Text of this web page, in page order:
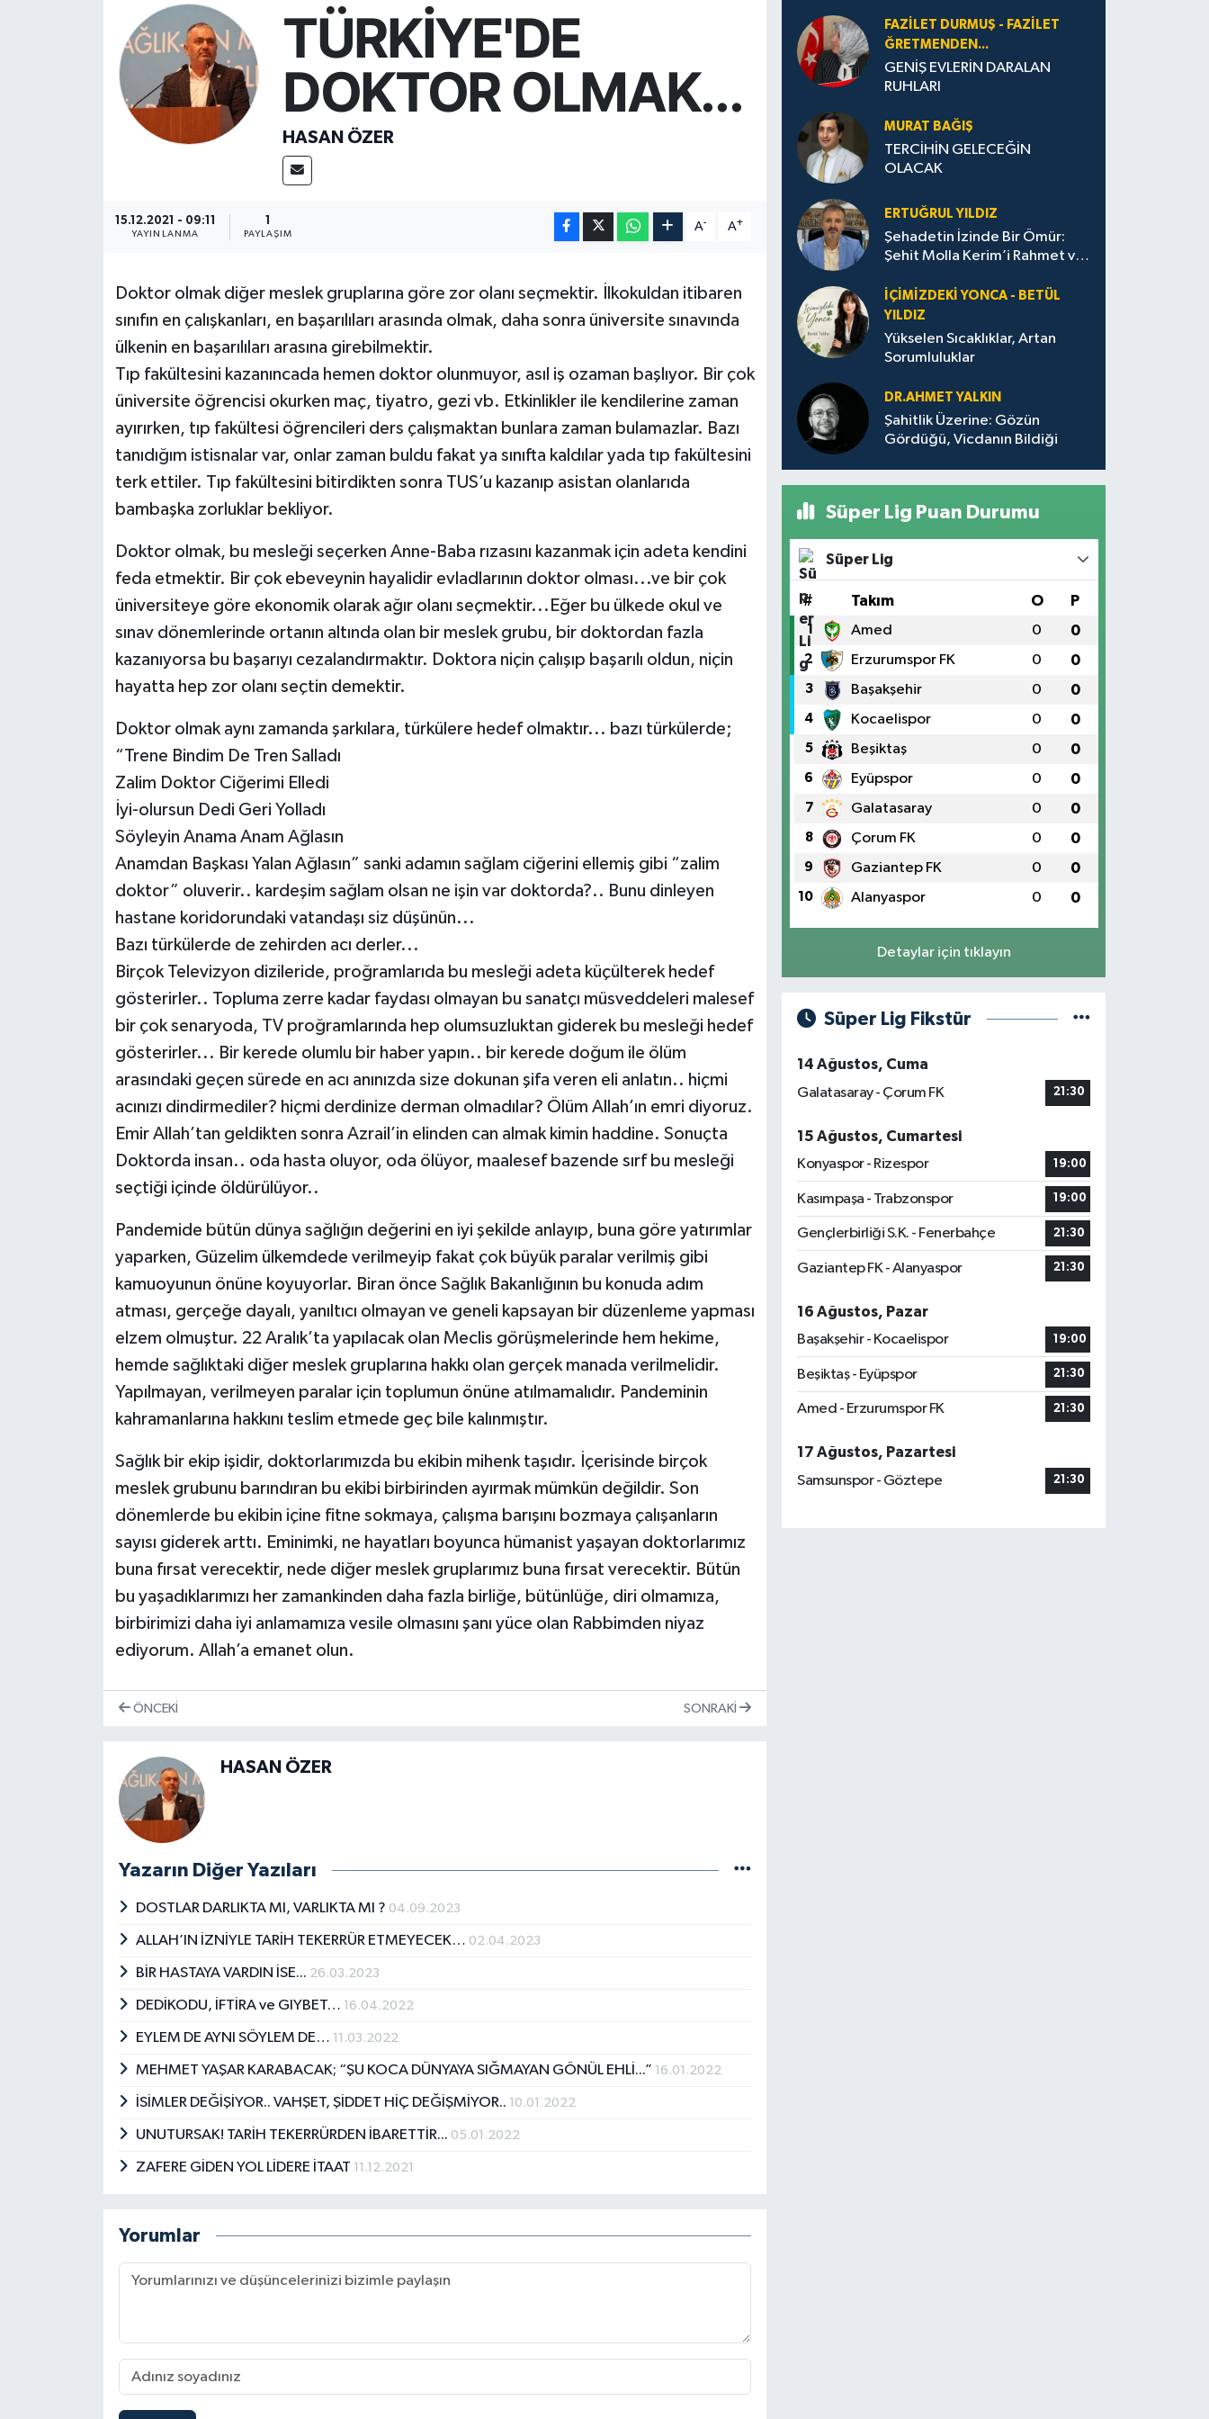
TÜRKİYE'DE
DOKTOR OLMAK...
HASAN ÖZER
15.12.2021 - 09:11
YAYINLANMA
1
PAYLAŞIM
A- A+
Doktor olmak diğer meslek gruplarına göre zor olanı seçmektir. İlkokuldan itibaren
sınıfın en çalışkanları, en başarılıları arasında olmak, daha sonra üniversite sınavında
ülkenin en başarılıları arasına girebilmektir.
Tıp fakültesini kazanıncada hemen doktor olunmuyor, asıl iş ozaman başlıyor. Bir çok
üniversite öğrencisi okurken maç, tiyatro, gezi vb. Etkinlikler ile kendilerine zaman
ayırırken, tıp fakültesi öğrencileri ders çalışmaktan bunlara zaman bulamazlar. Bazı
tanıdığım istisnalar var, onlar zaman buldu fakat ya sınıfta kaldılar yada tıp fakültesini
terk ettiler. Tıp fakültesini bitirdikten sonra TUS’u kazanıp asistan olanlarıda
bambaşka zorluklar bekliyor.
Doktor olmak, bu mesleği seçerken Anne-Baba rızasını kazanmak için adeta kendini
feda etmektir. Bir çok ebeveynin hayalidir evladlarının doktor olması...ve bir çok
üniversiteye göre ekonomik olarak ağır olanı seçmektir...Eğer bu ülkede okul ve
sınav dönemlerinde ortanın altında olan bir meslek grubu, bir doktordan fazla
kazanıyorsa bu başarıyı cezalandırmaktır. Doktora niçin çalışıp başarılı oldun, niçin
hayatta hep zor olanı seçtin demektir.
Doktor olmak aynı zamanda şarkılara, türkülere hedef olmaktır... bazı türkülerde;
“Trene Bindim De Tren Salladı
Zalim Doktor Ciğerimi Elledi
İyi-olursun Dedi Geri Yolladı
Söyleyin Anama Anam Ağlasın
Anamdan Başkası Yalan Ağlasın” sanki adamın sağlam ciğerini ellemiş gibi “zalim
doktor” oluverir.. kardeşim sağlam olsan ne işin var doktorda?.. Bunu dinleyen
hastane koridorundaki vatandaşı siz düşünün...
Bazı türkülerde de zehirden acı derler...
Birçok Televizyon dizileride, proğramlarıda bu mesleği adeta küçülterek hedef
gösterirler.. Topluma zerre kadar faydası olmayan bu sanatçı müsveddeleri malesef
bir çok senaryoda, TV proğramlarında hep olumsuzluktan giderek bu mesleği hedef
gösterirler... Bir kerede olumlu bir haber yapın.. bir kerede doğum ile ölüm
arasındaki geçen sürede en acı anınızda size dokunan şifa veren eli anlatın.. hiçmi
acınızı dindirmediler? hiçmi derdinize derman olmadılar? Ölüm Allah’ın emri diyoruz.
Emir Allah’tan geldikten sonra Azrail’in elinden can almak kimin haddine. Sonuçta
Doktorda insan.. oda hasta oluyor, oda ölüyor, maalesef bazende sırf bu mesleği
seçtiği içinde öldürülüyor..
Pandemide bütün dünya sağlığın değerini en iyi şekilde anlayıp, buna göre yatırımlar
yaparken, Güzelim ülkemdede verilmeyip fakat çok büyük paralar verilmiş gibi
kamuoyunun önüne koyuyorlar. Biran önce Sağlık Bakanlığının bu konuda adım
atması, gerçeğe dayalı, yanıltıcı olmayan ve geneli kapsayan bir düzenleme yapması
elzem olmuştur. 22 Aralık’ta yapılacak olan Meclis görüşmelerinde hem hekime,
hemde sağlıktaki diğer meslek gruplarına hakkı olan gerçek manada verilmelidir.
Yapılmayan, verilmeyen paralar için toplumun önüne atılmamalıdır. Pandeminin
kahramanlarına hakkını teslim etmede geç bile kalınmıştır.
Sağlık bir ekip işidir, doktorlarımızda bu ekibin mihenk taşıdır. İçerisinde birçok
meslek grubunu barındıran bu ekibi birbirinden ayırmak mümkün değildir. Son
dönemlerde bu ekibin içine fitne sokmaya, çalışma barışını bozmaya çalışanların
sayısı giderek arttı. Eminimki, ne hayatları boyunca hümanist yaşayan doktorlarımız
buna fırsat verecektir, nede diğer meslek gruplarımız buna fırsat verecektir. Bütün
bu yaşadıklarımızı her zamankinden daha fazla birliğe, bütünlüğe, diri olmamıza,
birbirimizi daha iyi anlamamıza vesile olmasını şanı yüce olan Rabbimden niyaz
ediyorum. Allah’a emanet olun.
ÖNCEKI SONRAKI
HASAN ÖZER
Yazarın Diğer Yazıları
DOSTLAR DARLIKTA MI, VARLIKTA MI ? 04.09.2023
ALLAH’IN İZNİYLE TARİH TEKERRÜR ETMEYECEK… 02.04.2023
BİR HASTAYA VARDIN İSE... 26.03.2023
DEDİKODU, İFTİRA ve GIYBET… 16.04.2022
EYLEM DE AYNI SÖYLEM DE… 11.03.2022
MEHMET YAŞAR KARABACAK; “ŞU KOCA DÜNYAYA SIĞMAYAN GÖNÜL EHLİ...” 16.01.2022
İSİMLER DEĞİŞİYOR.. VAHŞET, ŞİDDET HİÇ DEĞİŞMİYOR.. 10.01.2022
UNUTURSAK! TARİH TEKERRÜRDEN İBARETTİR... 05.01.2022
ZAFERE GİDEN YOL LİDERE İTAAT 11.12.2021
Yorumlar
FAZILET DURMUŞ - FAZILET
ĞRETMENDEN...
GENİŞ EVLERİN DARALAN
RUHLARI
MURAT BAĞIŞ
TERCİHİN GELECEĞİN
OLACAK
ERTUĞRUL YILDIZ
Şehadetin İzinde Bir Ömür:
Şehit Molla Kerim’i Rahmet ve
İÇIMIZDEKI YONCA - BETÜL
YILDIZ
Yükselen Sıcaklıklar, Artan
Sorumluluklar
DR.AHMET YALKIN
Şahitlik Üzerine: Gözün
Gördüğü, Vicdanın Bildiği
Süper Lig Puan Durumu
Süper Lig
# Takım O P
1 Amed 0 0
2 Erzurumspor FK 0 0
3 Başakşehir 0 0
4 Kocaelispor 0 0
5 Beşiktaş 0 0
6 Eyüpspor 0 0
7 Galatasaray 0 0
8 Çorum FK 0 0
9 Gaziantep FK 0 0
10 Alanyaspor 0 0
Detaylar için tıklayın
Süper Lig Fikstür
14 Ağustos, Cuma
Galatasaray - Çorum FK
21:30
15 Ağustos, Cumartesi
Konyaspor - Rizespor
19:00
Kasımpaşa - Trabzonspor 19:00
Gençlerbirliği S.K. - Fenerbahçe 21:30
Gaziantep FK - Alanyaspor 21:30
16 Ağustos, Pazar
Başakşehir - Kocaelispor
19:00
Beşiktaş - Eyüpspor 21:30
Amed - Erzurumspor FK 21:30
17 Ağustos, Pazartesi
Samsunspor - Göztepe
21:30